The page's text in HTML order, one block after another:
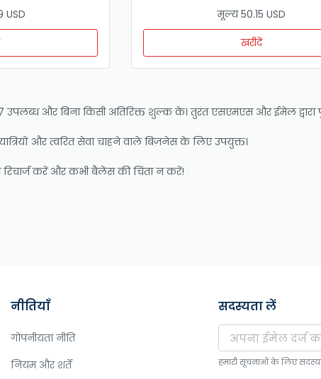
USD
मूल्य 50.15 USD
खरीदें
और बिना किसी अतिरिक्त शुल्क के। तुरंत एसएमएस और ईमेल द्वारा
और त्वरित सेवा चाहने वाले बिज़नेस के लिए उपयुक्त।
रिचार्ज करें और कभी बैलेंस की चिंता न करें!
नीतियाँ
गोपनीयता नीति
नियम और शर्तें
सदस्यता लें
हमारी सूचनाओं के लिए